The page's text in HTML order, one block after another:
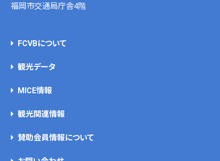
福岡市交通局庁舎4階
FCVBについて
観光データ
MICE情報
観光関連情報
賛助会員情報について